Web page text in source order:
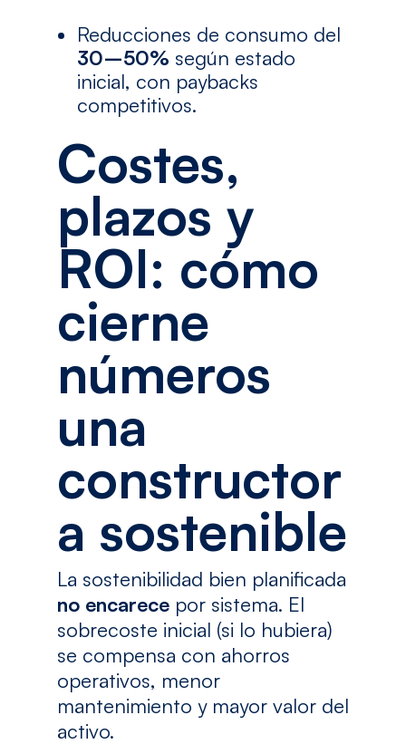
Reducciones de consumo del
30–50% según estado
inicial, con paybacks
competitivos.
Costes,
plazos y
ROI: cómo
cierne
números
una
constructor
a sostenible
La sostenibilidad bien planificada
no encarecepor sistema. El
sobrecoste inicial (si lo hubiera)
se compensa con ahorros
operativos, menor
mantenimiento y mayor valor del
activo.